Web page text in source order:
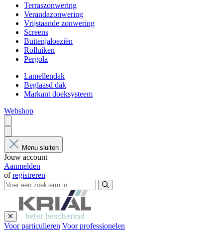
Terraszonwering
Verandazonwering
Vrijstaande zonwering
Screens
Buitenjaloeziën
Rolluiken
Pergola
Lamellendak
Beglaasd dak
Markant doeksysteem
Webshop
Menu sluiten
Jouw account
Aanmelden
ofregistreren
Voor particulieren Voor professionelen